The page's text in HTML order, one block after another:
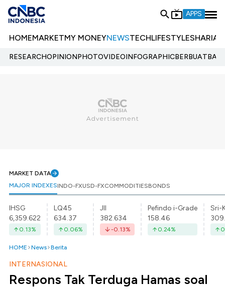
APPS
HOMEMARKETMY MONEYNEWSTECHLIFESTYLESHARIA
RESEARCHOPINIONPHOTOVIDEOINFOGRAPHIC
MARKET DATA
MAJOR INDEXESINDO-FXUSD-FXCOMMODITIESBONDS
IHSG
6,359.622
0.13%
LQ45
634.37
0.06%
JII
382.634
-0.13%
Pefindo i-Grade
158.46
0.24%
Sri-
HOME News Berita
INTERNASIONAL
Respons Tak Terduga Hamas soal